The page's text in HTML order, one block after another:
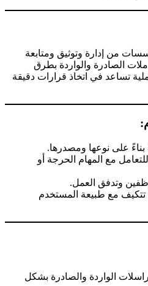
من إدارة وتوثيق ومتابعة
الصادرة والواردة بطرق
تساعد في اتخاذ قرارات دقيقة
بناءً على نوعها ومصدرها.
للتعامل مع المهام الحرجة أو
وتدفق العمل.
تتكيف مع طبيعة المستخدم
الواردة والصادرة بشكل